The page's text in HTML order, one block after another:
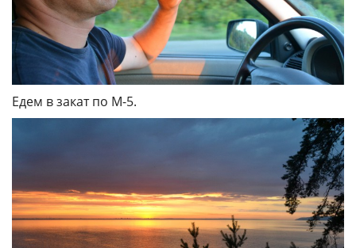
Едем в закат по М-5.